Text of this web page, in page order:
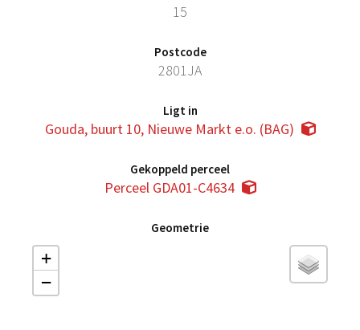
15
Postcode
2801JA
Ligt in
Gouda, buurt 10, Nieuwe Markt e.o. (BAG)
Gekoppeld perceel
Perceel GDA01-C4634
Geometrie
+
−